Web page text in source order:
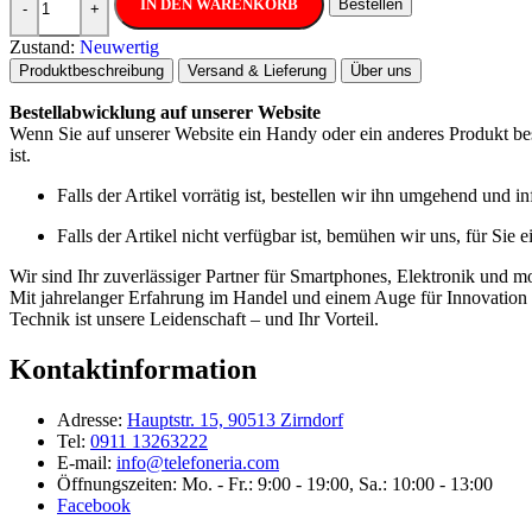
- + IN DEN WARENKORB Bestellen
Zustand: Neuwertig
Produktbeschreibung Versand & Lieferung Über uns
Bestellabwicklung auf unserer Website
Wenn Sie auf unserer Website ein Handy oder ein anderes Produkt
ist.
Falls der Artikel vorrätig ist, bestellen wir ihn umgehend und
Falls der Artikel nicht verfügbar ist, bemühen wir uns, für Sie
Wir sind Ihr zuverlässiger Partner für Smartphones, Elektronik und
Mit jahrelanger Erfahrung im Handel und einem Auge für
Technik ist unsere Leidenschaft – und Ihr Vorteil.
Kontaktinformation
Adresse: Hauptstr. 15, 90513 Zirndorf
Tel: 0911 13263222
E-mail: info@telefoneria.com
Öffnungszeiten: Mo. - Fr.: 9:00 - 19:00, Sa.: 10:00 - 13:00
Facebook